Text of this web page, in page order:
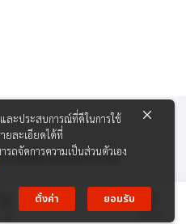
Menu
าเซิลลิ่ง เซ็นเตอร์ จำกัด
ละประสบการณ์ที่ดีในการใช้
ยละเอียดได้ที่
รถจัดการความเป็นส่วนตัวเอง
ตั้งค่า
ยอมรับ